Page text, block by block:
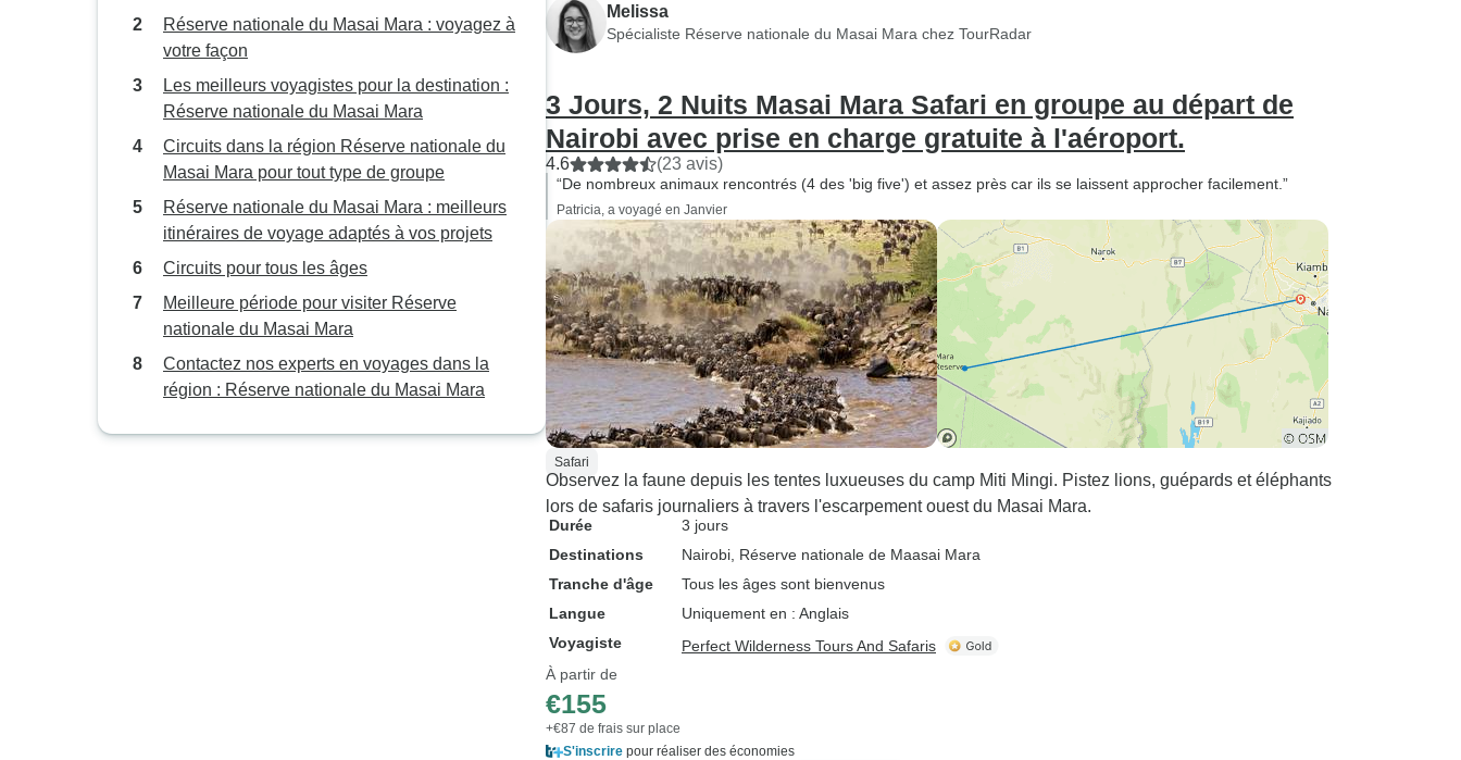
Réserve nationale du Masai Mara : voyagez à
votre façon
Les meilleurs voyagistes pour la destination :
Réserve nationale du Masai Mara
Circuits dans la région Réserve nationale du
Masai Mara pour tout type de groupe
Réserve nationale du Masai Mara : meilleurs
itinéraires de voyage adaptés à vos projets
Circuits pour tous les âges
Meilleure période pour visiter Réserve
nationale du Masai Mara
Contactez nos experts en voyages dans la
région : Réserve nationale du Masai Mara
Melissa
Spécialiste Réserve nationale du Masai Mara chez TourRadar
3 Jours, 2 Nuits Masai Mara Safari en groupe au départ de
Nairobi avec prise en charge gratuite à l'aéroport.
4.6 (23 avis)
“De nombreux animaux rencontrés (4 des 'big five') et assez près car ils se laissent approcher facilement.”
Patricia, a voyagé en Janvier
Safari
Observez la faune depuis les tentes luxueuses du camp Miti Mingi. Pistez lions, guépards et éléphants
lors de safaris journaliers à travers l'escarpement ouest du Masai Mara.
Durée
3 jours
Destinations
Nairobi , Réserve nationale de Maasai Mara
Tranche d'âge
Tous les âges sont bienvenus
Langue
Uniquement en : Anglais
Voyagiste
Perfect Wilderness Tours And Safaris
À partir de
€155
+€87 de frais sur place
S'inscrire pour réaliser des économies